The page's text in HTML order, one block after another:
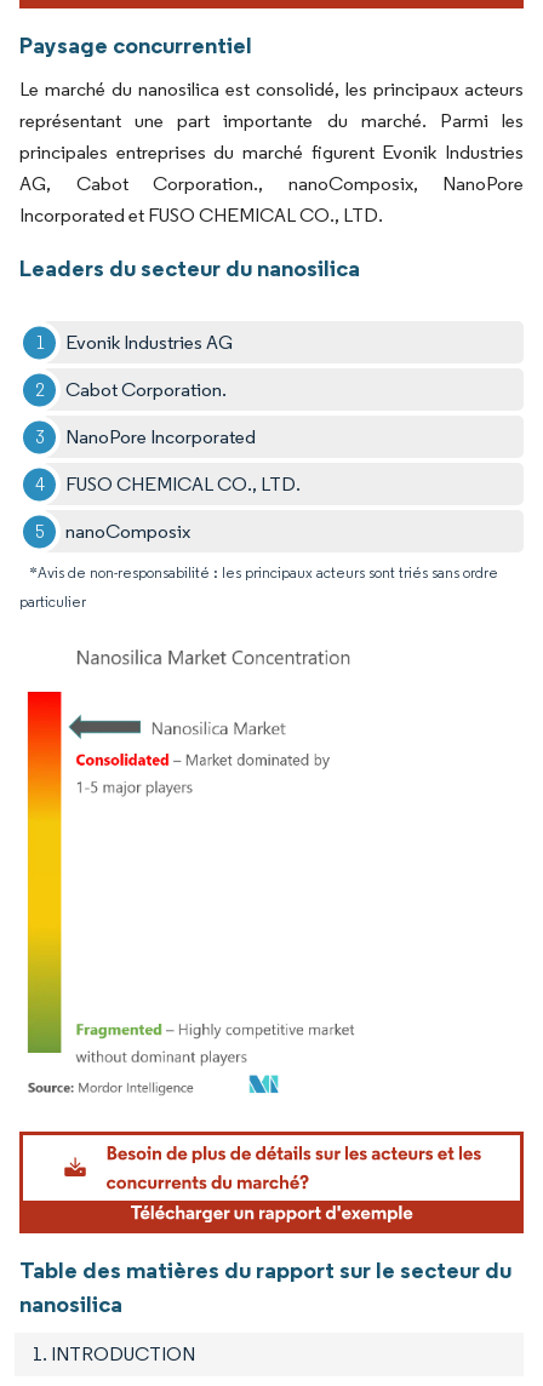
Paysage concurrentiel
Le marché du nanosilica est consolidé, les principaux acteurs
représentant une part importante du marché. Parmi les
principales entreprises du marché figurent Evonik Industries
AG, Cabot Corporation., nanoComposix, NanoPore
Incorporated et FUSO CHEMICAL CO., LTD.
Leaders du secteur du nanosilica
Evonik Industries AG
Cabot Corporation.
NanoPore Incorporated
FUSO CHEMICAL CO., LTD.
nanoComposix
*Avis de non-responsabilité : les principaux acteurs sont triés sans ordre
particulier
Image © Mordor Intelligence. La réutilisation nécessite une attribution sous CC BY
Table des matières du rapport sur le secteur du
nanosilica
1. INTRODUCTION